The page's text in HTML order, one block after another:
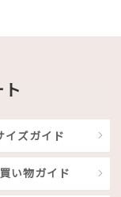
イズガイド
い物ガイド